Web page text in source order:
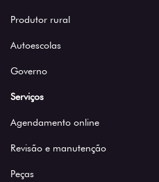
Produtor rural
Autoescolas
Governo
Serviços
Agendamento online
Revisão e manutenção
Peças